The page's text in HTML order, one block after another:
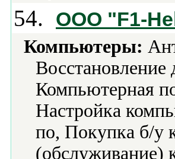
54. ООО "F1-
Компьютеры:
Компьютерная
Настройка
по, Покупка б/у
(обслуживание)